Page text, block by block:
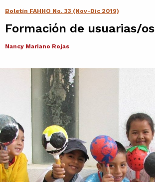
Agenda
Noticias
Boletín FAHHO No. 33 (Nov-Dic 2019)
Formación de usuarias/os
Nancy Mariano Rojas